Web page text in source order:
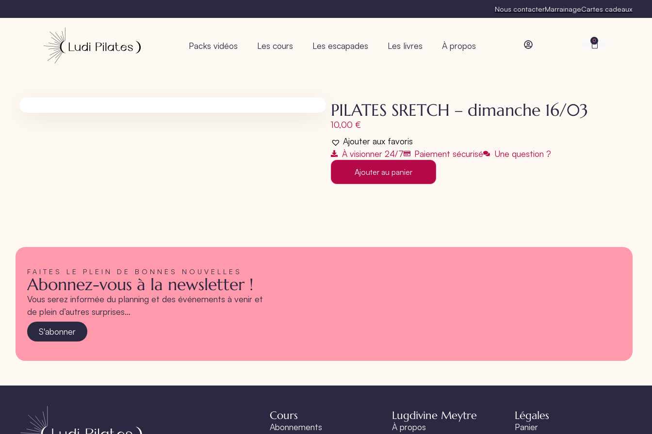
Nous contacterMarrainageCartes cadeaux
Packs vidéos Les cours Les escapades Les livres À propos 0
PILATES SRETCH – dimanche 16/03
10,00 €
Ajouter aux favoris
À visionner 24/7
Paiement sécurisé Une question ?
Ajouter au panier
FAITES LE PLEIN DE BONNES NOUVELLES
Abonnez-vous à la newsletter !
Vous serez informée du planning et des événements à venir et
de plein d’autres surprises…
S'abonner
Cours
Abonnements
Lugdivine Meytre
À propos
Légales
Panier